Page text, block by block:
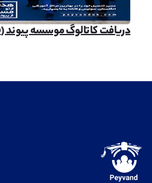
دریافت کاتالوگ موسسه پیوند (۲۶mb)